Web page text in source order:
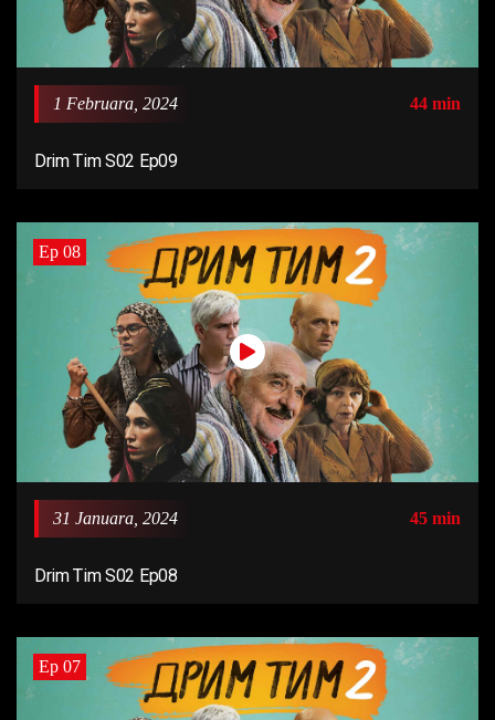
1 Februara, 2024 44 min
Drim Tim S02 Ep09
Ep 08
31 Januara, 2024 45 min
Drim Tim S02 Ep08
Ep 07